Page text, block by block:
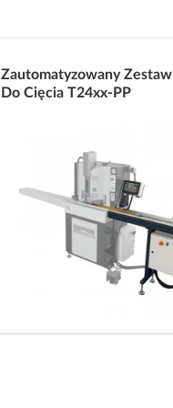
Zautomatyzowany Zestaw
Do Cięcia T24xx-PP